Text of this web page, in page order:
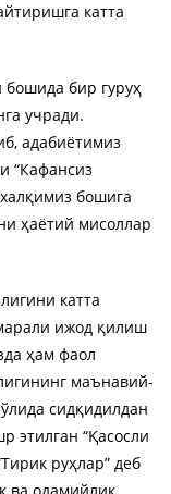
катта
бошида бир гуруҳ
учради.
адабиётимиз
“Кафансиз
бошига
ҳаётий мисоллар
катта
ижод қилиш
ҳам фаол
маънавий-
сидқидилдан
этилган “Қасосли
руҳлар” деб